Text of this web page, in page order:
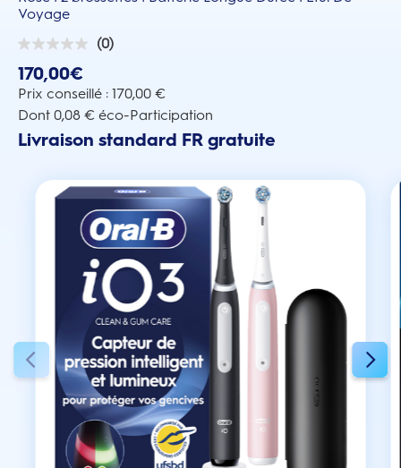
Voyage
(0)
0.0
étoiles.
170,00€
Prix conseillé : 170,00 €
Dont 0,08 € éco-Participation
Livraison standard FR gratuite